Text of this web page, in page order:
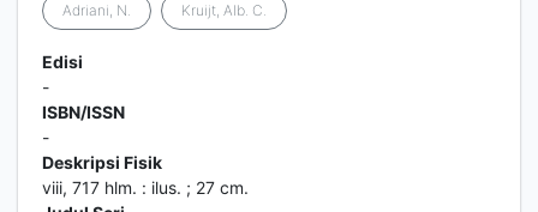
Adriani, N. Kruijt, Alb. C.
Edisi
-
ISBN/ISSN
-
Deskripsi Fisik
viii, 717 hlm. : ilus. ; 27 cm.